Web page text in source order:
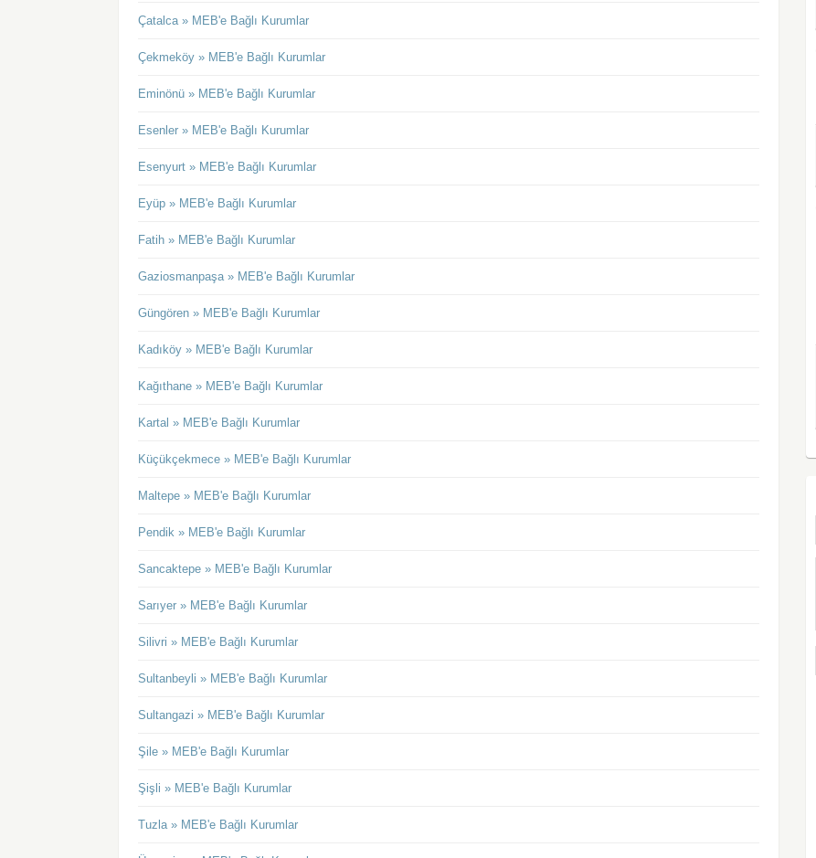
Çatalca » MEB'e Bağlı Kurumlar
Çekmeköy » MEB'e Bağlı Kurumlar
Eminönü » MEB'e Bağlı Kurumlar
Esenler » MEB'e Bağlı Kurumlar
Esenyurt » MEB'e Bağlı Kurumlar
Eyüp » MEB'e Bağlı Kurumlar
Fatih » MEB'e Bağlı Kurumlar
Gaziosmanpaşa » MEB'e Bağlı Kurumlar
Güngören » MEB'e Bağlı Kurumlar
Kadıköy » MEB'e Bağlı Kurumlar
Kağıthane » MEB'e Bağlı Kurumlar
Kartal » MEB'e Bağlı Kurumlar
Küçükçekmece » MEB'e Bağlı Kurumlar
Maltepe » MEB'e Bağlı Kurumlar
Pendik » MEB'e Bağlı Kurumlar
Sancaktepe » MEB'e Bağlı Kurumlar
Sarıyer » MEB'e Bağlı Kurumlar
Silivri » MEB'e Bağlı Kurumlar
Sultanbeyli » MEB'e Bağlı Kurumlar
Sultangazi » MEB'e Bağlı Kurumlar
Şile » MEB'e Bağlı Kurumlar
Şişli » MEB'e Bağlı Kurumlar
Tuzla » MEB'e Bağlı Kurumlar